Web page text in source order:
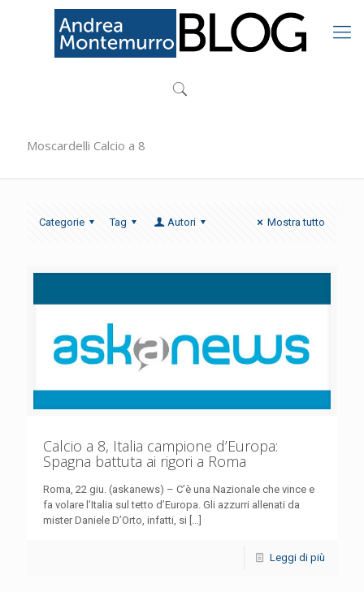
Moscardelli Calcio a 8
Categorie Tag Autori Mostra tutto
Calcio a 8, Italia campione d’Europa:
Spagna battuta ai rigori a Roma
Roma, 22 giu. (askanews) – C’è una Nazionale che vince e
fa volare l’Italia sul tetto d’Europa. Gli azzurri allenati da
mister Daniele D’Orto, infatti, si
Leggi di più